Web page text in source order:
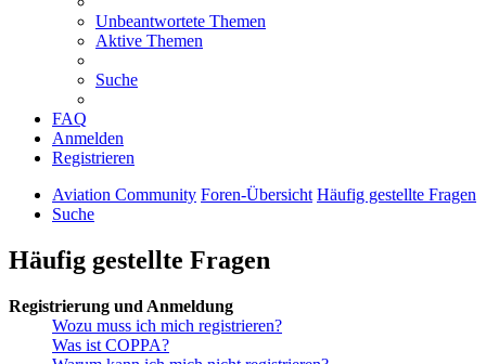
Unbeantwortete Themen
Aktive Themen
Suche
FAQ
Anmelden
Registrieren
Aviation Community Foren-Übersicht Häufig gestellte Fragen
Suche
Häufig gestellte Fragen
Registrierung und Anmeldung
Wozu muss ich mich registrieren?
Was ist COPPA?